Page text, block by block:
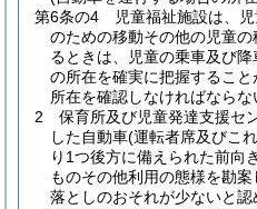
第6条の4
児童福祉施設は、
のための移動その他の児童
るときは、児童の乗車及び
の所在を確実に把握するこ
所在を確認しなければならな
2
保育所及び児童発達支援セ
した自動車(運転者席及びこ
り1つ後方に備えられた前向
ものその他利用の態様を勘
落としのおそれが少ないと